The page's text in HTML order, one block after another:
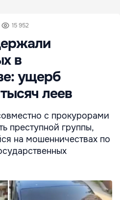
15 952
в
ущерб
леев
с прокурорами
преступной группы,
на мошенничествах по